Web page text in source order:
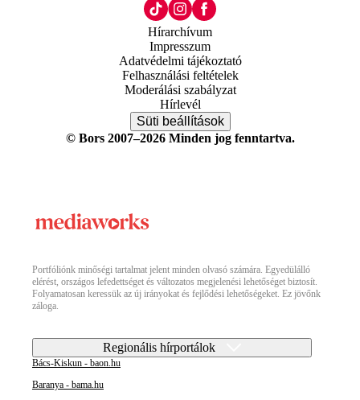
Hírarchívum
Impresszum
Adatvédelmi tájékoztató
Felhasználási feltételek
Moderálási szabályzat
Hírlevél
Süti beállítások
© Bors 2007–2026 Minden jog fenntartva.
Portfóliónk minőségi tartalmat jelent minden olvasó számára. Egyedülálló
elérést, országos lefedettséget és változatos megjelenési lehetőséget biztosít.
Folyamatosan keressük az új irányokat és fejlődési lehetőségeket. Ez jövőnk
záloga.
Regionális hírportálok
Bács-Kiskun - baon.hu
Baranya - bama.hu